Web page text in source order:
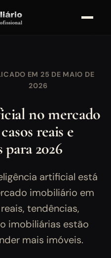
EM 25 DE MAIO DE
2026
no mercado
reais e
2026
artificial está
imobiliário em
tendências,
imobiliárias estão
mais imóveis.